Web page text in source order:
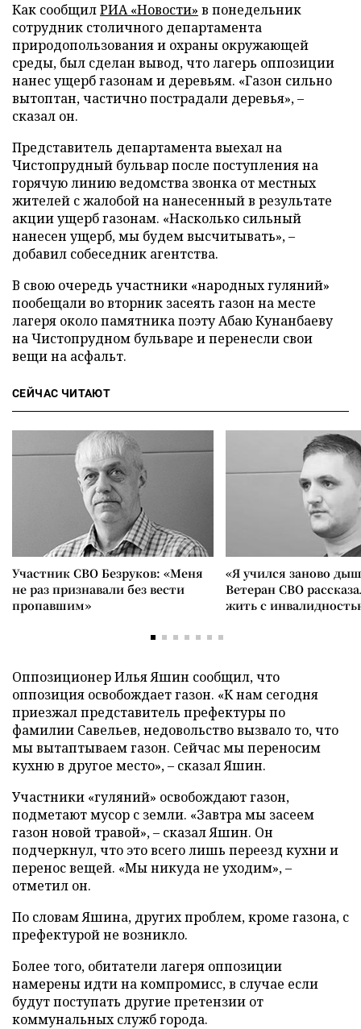
Как сообщилРИА «Новости» в понедельник
сотрудник столичного департамента
природопользования и охраны окружающей
среды, был сделан вывод, что лагерь оппозиции
нанес ущерб газонам и деревьям. «Газон сильно
вытоптан, частично пострадали деревья», –
сказал он.
Представитель департамента выехал на
Чистопрудный бульвар после поступления на
горячую линию ведомства звонка от местных
жителей с жалобой на нанесенный в результате
акции ущерб газонам. «Насколько сильный
нанесен ущерб, мы будем высчитывать», –
добавил собеседник агентства.
В свою очередь участники «народных гуляний»
пообещали во вторник засеять газон на месте
лагеря около памятника поэту Абаю Кунанбаеву
на Чистопрудном бульваре и перенесли свои
вещи на асфальт.
СЕЙЧАС ЧИТАЮТ
Участник СВО Безруков: «Меня
не раз признавали без вести
пропавшим»
«Я учился заново
Ветеран СВО
жить с
Оппозиционер Илья Яшин сообщил, что
оппозиция освобождает газон. «К нам сегодня
приезжал представитель префектуры по
фамилии Савельев, недовольство вызвало то, что
мы вытаптываем газон. Сейчас мы переносим
кухню в другое место», – сказал Яшин.
Участники «гуляний» освобождают газон,
подметают мусор с земли. «Завтра мы засеем
газон новой травой», – сказал Яшин. Он
подчеркнул, что это всего лишь переезд кухни и
перенос вещей. «Мы никуда не уходим», –
отметил он.
По словам Яшина, других проблем, кроме газона, с
префектурой не возникло.
Более того, обитатели лагеря оппозиции
намерены идти на компромисс, в случае если
будут поступать другие претензии от
коммунальных служб города.